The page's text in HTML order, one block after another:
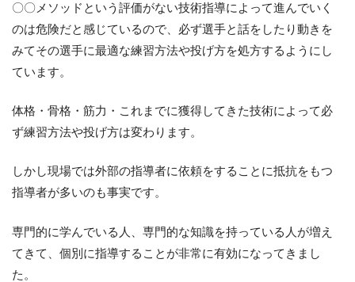
〇〇メソッドという評価がない技術指導によって進んでいく
のは危険だと感じているので、必ず選手と話をしたり動きを
みてその選手に最適な練習方法や投げ方を処方するようにし
ています。
体格・骨格・筋力・これまでに獲得してきた技術によって必
ず練習方法や投げ方は変わります。
しかし現場では外部の指導者に依頼をすることに抵抗をもつ
指導者が多いのも事実です。
専門的に学んでいる人、専門的な知識を持っている人が増え
てきて、個別に指導することが非常に有効になってきまし
た。